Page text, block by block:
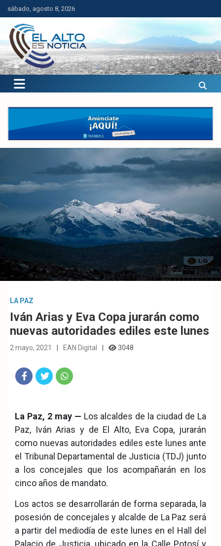
Saltar
al
contenido
sábado, agosto 8, 2026
El Alto es Noticia
Últimas noticias de El Alto, Bolivia y el mundo.
LA PAZ
Iván Arias y Eva Copa jurarán como
nuevas autoridades ediles este lunes
2 mayo, 2021 EAN Digital 3048
ook
pp
La Paz, 2 may — Los alcaldes de la ciudad de La
Paz, Iván Arias y de El Alto, Eva Copa, jurarán
como nuevas autoridades ediles este lunes ante
el Tribunal Departamental de Justicia (TDJ) junto
a los concejales que los acompañarán en los
cinco años de mandato.
Los actos se desarrollarán de forma separada, la
posesión de concejales y alcalde de La Paz será
a partir del mediodía de este lunes en el Hall del
Palacio de Justicia, ubicado en la Calle Potosí y